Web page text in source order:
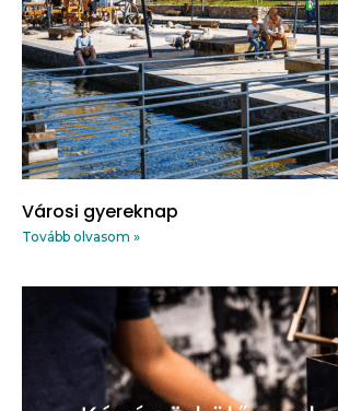
Városi gyereknap
Tovább olvasom »